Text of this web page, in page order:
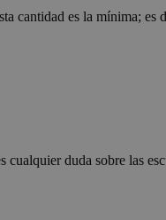
cantidad es la mínima; es
duda sobre las